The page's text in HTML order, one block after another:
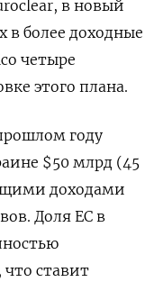
в новый
в более доходные
четыре
этого плана.
году
$50 млрд (45
доходами
Доля ЕС в
что ставит